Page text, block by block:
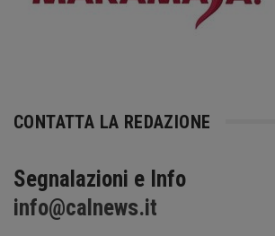
CONTATTA LA REDAZIONE
Segnalazioni e Info
info@calnews.it